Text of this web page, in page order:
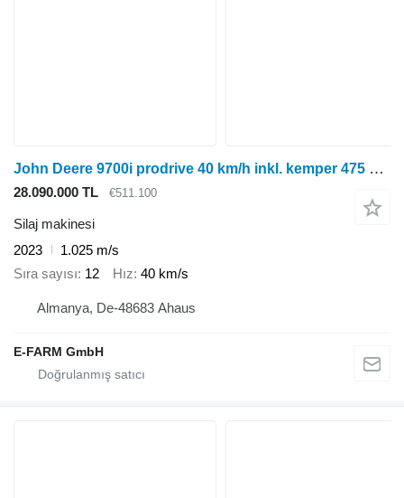
John Deere 9700i prodrive 40 km/h inkl. kemper 475 plus maisgebiss
28.090.000 TL €511.100
Silaj makinesi
2023
1.025 m/s
Sıra sayısı 12 Hız 40 km/s
Almanya, De-48683 Ahaus
E-FARM GmbH